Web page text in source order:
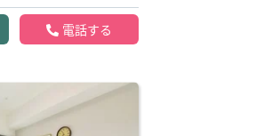
電話する